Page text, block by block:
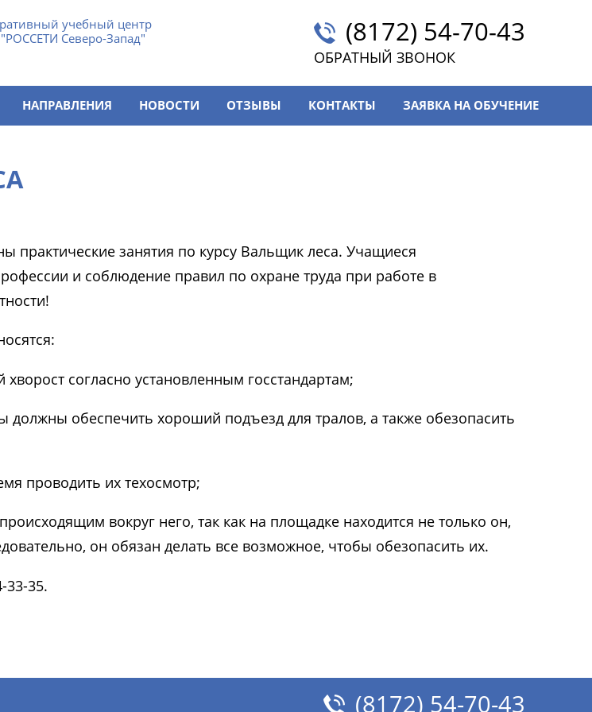
(8172) 54-70-43
ОБРАТНЫЙ ЗВОНОК
учебный центр
Северо-Запад"
НАПРАВЛЕНИЯ НОВОСТИ ОТЗЫВЫ КОНТАКТЫ ЗАЯВКА НА ОБУЧЕНИЕ
практические занятия по курсу Вальщик леса. Учащиеся
и соблюдение правил по охране труда при работе в
согласно установленным госстандартам;
должны обеспечить хороший подъезд для тралов, а также обезопасить
проводить их техосмотр;
вокруг него, так как на площадке находится не только он,
он обязан делать все возможное, чтобы обезопасить их.
33-35.
(8172) 54-70-43